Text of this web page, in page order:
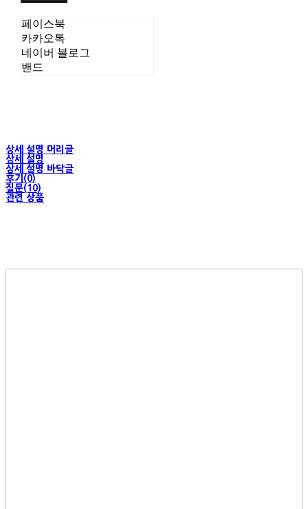
페이스북
카카오톡
네이버 블로그
밴드
상세 설명 머리글
상세 설명
상세 설명 바닥글
후기(0)
질문(10)
관련 상품